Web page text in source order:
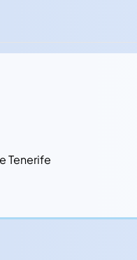
Tenerife